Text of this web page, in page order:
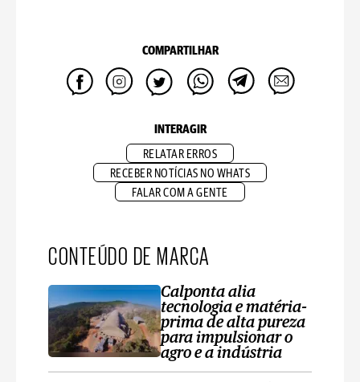
COMPARTILHAR
INTERAGIR
RELATAR ERROS
RECEBER NOTÍCIAS NO WHATS
FALAR COM A GENTE
CONTEÚDO DE MARCA
Calponta alia
tecnologia e matéria-
prima de alta pureza
para impulsionar o
agro e a indústria